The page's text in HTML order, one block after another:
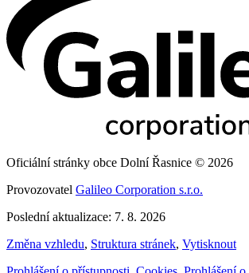
Oficiální stránky obce Dolní Řasnice © 2026
Provozovatel Galileo Corporation s.r.o.
Poslední aktualizace: 7. 8. 2026
Změna vzhledu, Struktura stránek, Vytisknout